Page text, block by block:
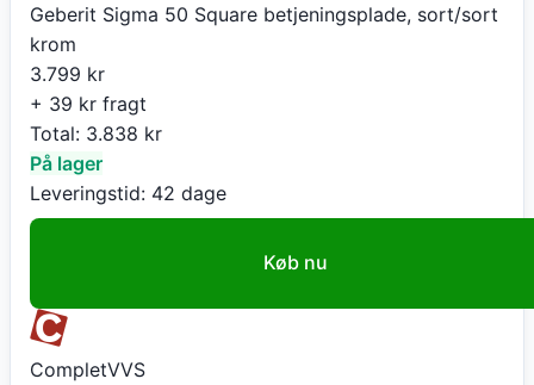
Geberit Sigma 50 Square betjeningsplade, sort/sort
krom
3.799 kr
+ 39 kr fragt
Total: 3.838 kr
På lager
Leveringstid: 42 dage
Køb nu
CompletVVS